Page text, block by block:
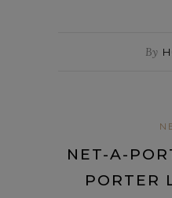
By
NET-A-
PORTER